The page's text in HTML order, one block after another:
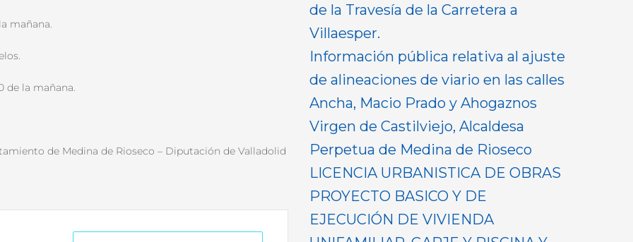
mañana.
de la mañana.
de Medina de Rioseco – Diputación de Valladolid
de la Travesía de la Carretera a
Villaesper.
Información pública relativa al ajuste
de alineaciones de viario en las calles
Ancha, Macio Prado y Ahogaznos
Virgen de Castilviejo, Alcaldesa
Perpetua de Medina de Rioseco
LICENCIA URBANISTICA DE OBRAS
PROYECTO BASICO Y DE
EJECUCIÓN DE VIVIENDA